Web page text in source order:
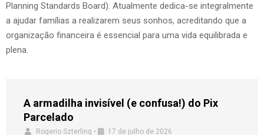
Planning Standards Board). Atualmente dedica-se integralmente
a ajudar famílias a realizarem seus sonhos, acreditando que a
organização financeira é essencial para uma vida equilibrada e
plena.
A armadilha invisível (e confusa!) do Pix
Parcelado
Rogerio Szterling • 17 de julho de 2026